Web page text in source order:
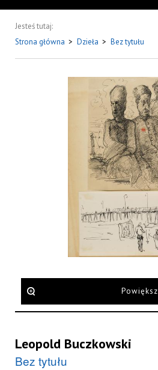
Jesteś tutaj:
Strona główna > Dzieła > Bez tytułu
Powiększ
Leopold Buczkowski
Bez tytułu